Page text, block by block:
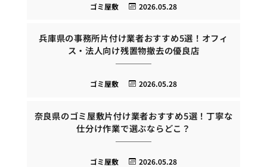
2026.05.28
ゴミ屋敷
兵庫県の事務所片付け業者おすすめ5選！オフィ
ス・法人向け残置物撤去の優良店
2026.05.28
ゴミ屋敷
奈良県のゴミ屋敷片付け業者おすすめ5選！丁寧な
仕分け作業で選ぶならどこ？
2026.05.28
ゴミ屋敷